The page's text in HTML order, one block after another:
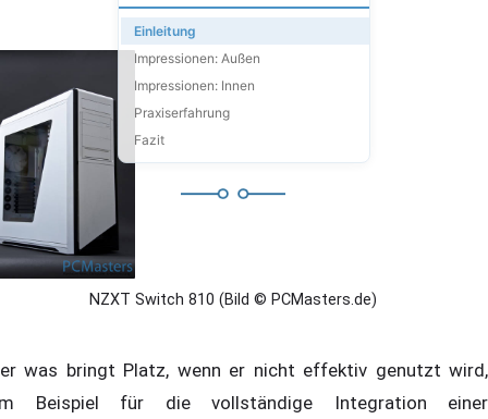
Einleitung
Impressionen: Außen
Impressionen: Innen
Praxiserfahrung
Fazit
NZXT Switch 810 (Bild © PCMasters.de)
was bringt Platz, wenn er nicht effektiv genutzt wird,
Beispiel für die vollständige Integration einer